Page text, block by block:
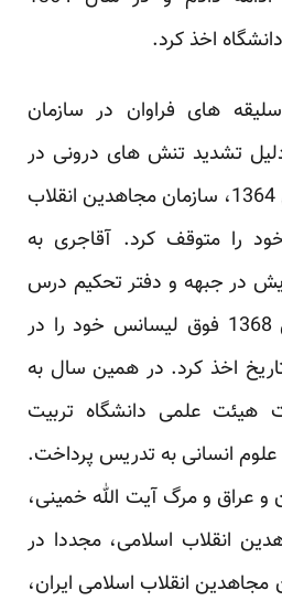
اخذ کرد.
های فراوان در سازمان
تشدید تنش های درونی در
موقعیت ‏جنگی، در سال 1364، سازمان مجاهدین انقلاب
را متوقف کرد. آقاجری به
در جبهه و دفتر تحکیم درس
را ادامه داد، و در سال 1368 فوق لیسانس خود را در
اخذ کرد. در همین سال به
هیئت علمی دانشگاه تربیت
انسانی به تدریس پرداخت.
و عراق و مرگ آیت الله خمینی،
‏انقلاب اسلامی، مجددا در
مجاهدین انقلاب اسلامی ایران،